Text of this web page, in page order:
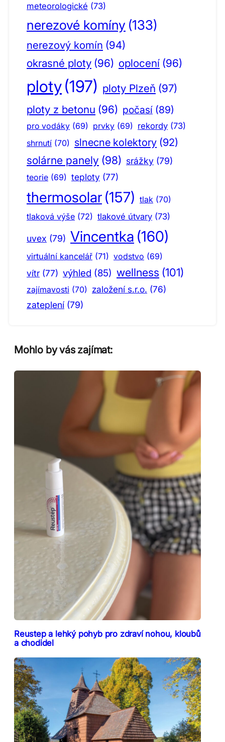
meteorologické (73)
nerezové komíny (133)
nerezový komín (94)
okrasné ploty (96) oplocení (96)
ploty(197) ploty Plzeň (97)
ploty z betonu (96) počasí (89)
pro vodáky (69) prvky (69) rekordy (73)
shrnutí (70) slnecne kolektory (92)
solárne panely (98) srážky (79)
teorie (69) teploty (77)
thermosolar (157) tlak (70)
tlaková výše (72) tlakové útvary (73)
uvex (79) Vincentka (160)
virtuální kancelář (71) vodstvo (69)
vítr (77) výhled (85) wellness (101)
zajímavosti (70) založení s.r.o. (76)
zateplení (79)
Mohlo by vás zajímat:
Reustep a lehký pohyb pro zdraví nohou, kloubů
a chodidel